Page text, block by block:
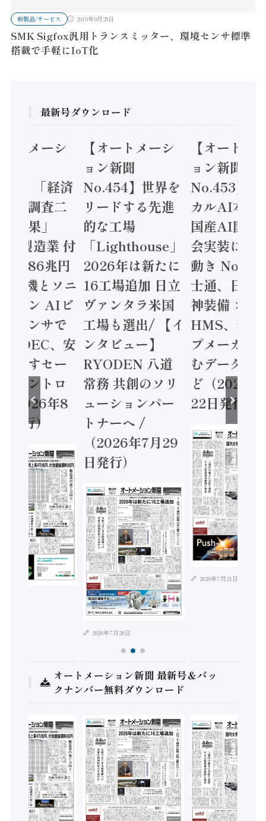
新製品/サービス 2019年9月25日
SMK Sigfox汎用トランスミッター、環境センサ標準
搭載で手軽にIoT化
最新号ダウンロード
トメーシ
】「経済
態調査二
結果」
年製造業 付
額86兆円
電機とソニ
コン AIビ
センサで
/ IDEC、安
かすセー
コントロ
2026年8
発行）
【オートメーシ
ョン新聞
No.454】世界を
リードする先進
的な工場
「Lighthouse」
2026年は新たに
16工場追加 日立
ヴァンタラ米国
工場も選出/ 【イ
ンタビュー】
RYODEN 八道
常務 共創のソリ
ューションパー
トナーへ /
（2026年7月29
日発行）
2026年7月28日
【オートメ
ョン新聞
No.453】フ
カルAI本格
国産AI開発
会実装に活
動き
士通、日立
神装備 ×
HMS、老舗
プメーカー
むデータ活
ど（2026年
22日発行）
2026年7月21日
オートメーション新聞 最新号＆バッ
クナンバー無料ダウンロード